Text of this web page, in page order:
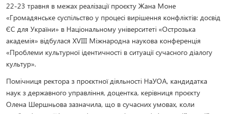
22-23 травня в межах реалізації проєкту Жана Моне
«Громадянське суспільство у процесі вирішення конфліктів: досвід
ЄС для України» в Національному університеті «Острозька
академія» відбулася XVІІІ Міжнародна наукова конференція
«Проблеми культурної ідентичності в ситуації сучасного діалогу
культур».
Помічниця ректора з проєктної діяльності НаУОА, кандидатка
наук з державного управління, доцентка, керівниця проєкту
Олена Шершньова зазначила, що в сучасних умовах, коли